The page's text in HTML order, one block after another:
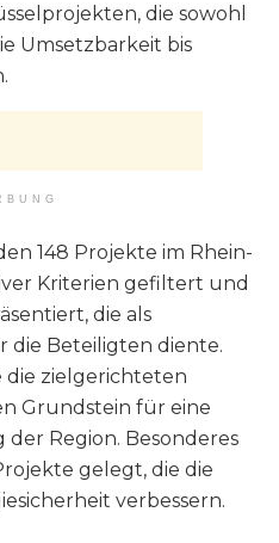
die sowohl
Umsetzbarkeit bis
148 Projekte im Rhein-
Kriterien gefiltert und
die als
die Beteiligten diente.
zielgerichteten
Grundstein für eine
Region. Besonderes
gelegt, die die
verbessern.